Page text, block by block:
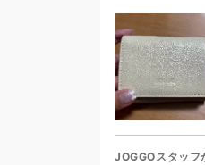
JOGGOスタッフ